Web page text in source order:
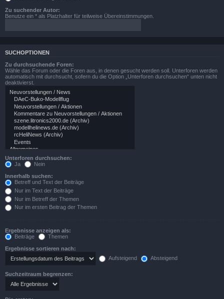
Zu suchender Autor:
Benutze ein * als Platzhalter für teilweise Übereinstimmungen.
SUCHOPTIONEN
Zu durchsuchende Foren:
Wähle das Forum oder die Foren aus, in denen gesucht werden soll. Unterforen werden
automatisch mit durchsucht, sofern du die Option „Unterforen durchsuchen“ unten nicht
deaktivierst.
Unterforen durchsuchen:
Ja
Nein
Innerhalb suchen:
Betreff und Text der Beiträge
Nur im Text der Beiträge
Nur im Betreff der Themen
Nur im ersten Beitrag der Themen
Ergebnisse anzeigen als:
Beiträge
Themen
Ergebnisse sortieren nach:
Aufsteigend
Absteigend
Suchzeitraum begrenzen: